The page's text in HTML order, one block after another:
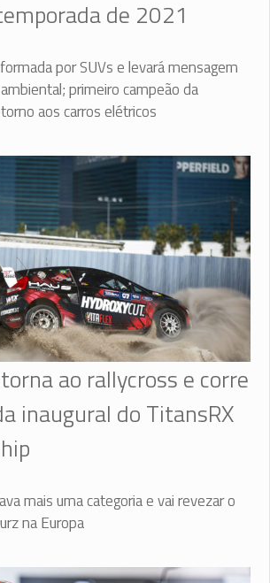
de 2021
por SUVs e levará mensagem
primeiro campeão da
aos carros elétricos
ao rallycross e corre
inaugural do TitansRX
mais uma categoria e vai revezar o
na Europa